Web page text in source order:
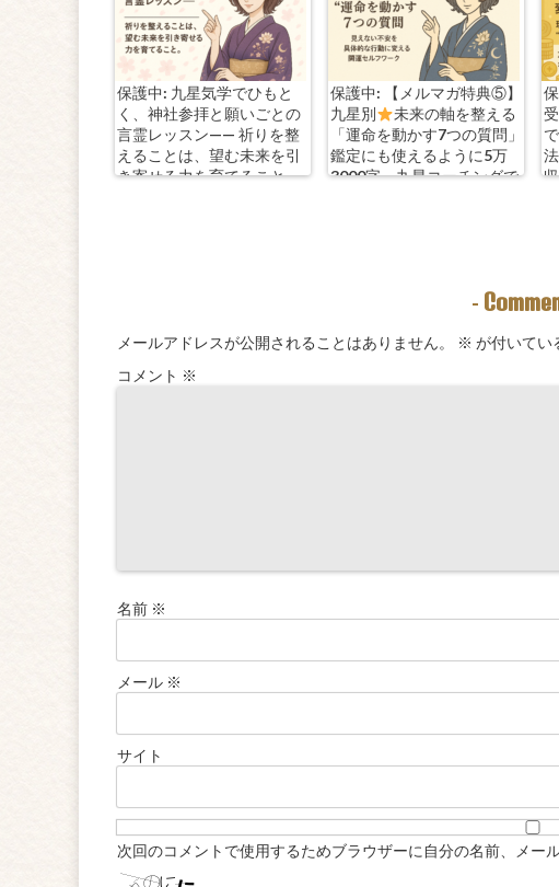
保護中: 九星気学でひもと
く、神社参拝と願いごとの
言霊レッスン—— 祈りを整
えることは、望む未来を引
き寄せる力を育てること。
保護中: 【メルマガ特典⑤】
九星別
未来の軸を整える
「運命を動かす7つの質問」
鑑定にも使えるように5万
3000字。九星コーチングで
-
メールアドレスが公開されることはありません。 ※ が付いてい
コメント ※
名前 ※
メール ※
サイト
次回のコメントで使用するためブラウザーに自分の名前、メー